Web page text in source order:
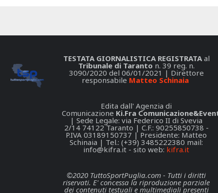
TESTATA GIORNALISTICA REGISTRATAal
Tribunale di Taranto n. 39 reg. n.
3090/2020 del 06/01/2021 | Direttore
responsabile Matteo Schinaia
Edita dall' Agenzia di
Comunicazione Ki.Fra
| Sede Legale: via Federico II di Svevia
2/14 74122 Taranto | C.F.: 90255850738 -
P.IVA 03189150737 | Presidente: Matteo
Schinaia | Tel.: (+39) 3485222380 mail:
info@kifra.it - sito web: kifra.it
©2020 TuttoSportPuglia.com - Tutti i diritti
riservati. E' concessa la riproduzione parziale
dei contenuti testuali e multimediali presenti